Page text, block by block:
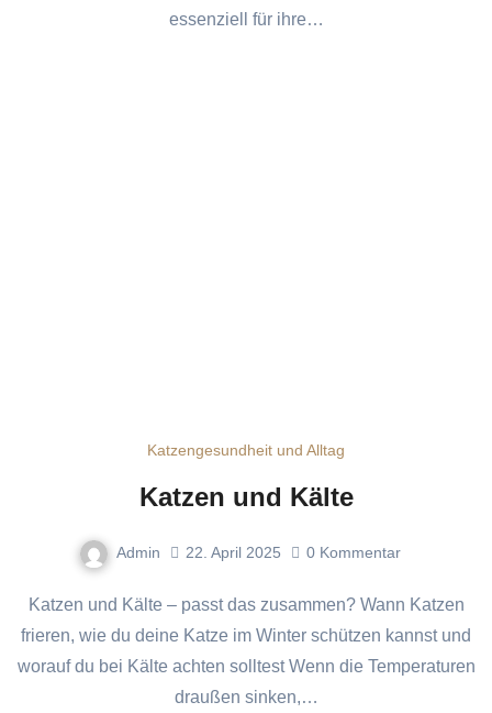
essenziell für ihre…
Katzengesundheit und Alltag
Katzen und Kälte
Admin 22. April 2025 0 Kommentar
Katzen und Kälte – passt das zusammen? Wann Katzen
frieren, wie du deine Katze im Winter schützen kannst und
worauf du bei Kälte achten solltest Wenn die Temperaturen
draußen sinken,…